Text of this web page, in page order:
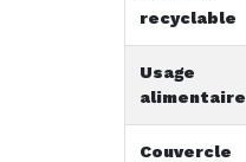
recyclable
Usage
alimentaire
Couvercle